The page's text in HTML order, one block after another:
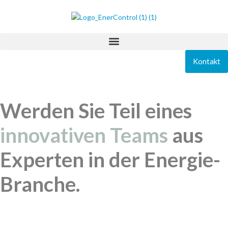
Kontakt
Werden Sie Teil eines
innovativen Teams aus
Experten in der Energie-
Branche.